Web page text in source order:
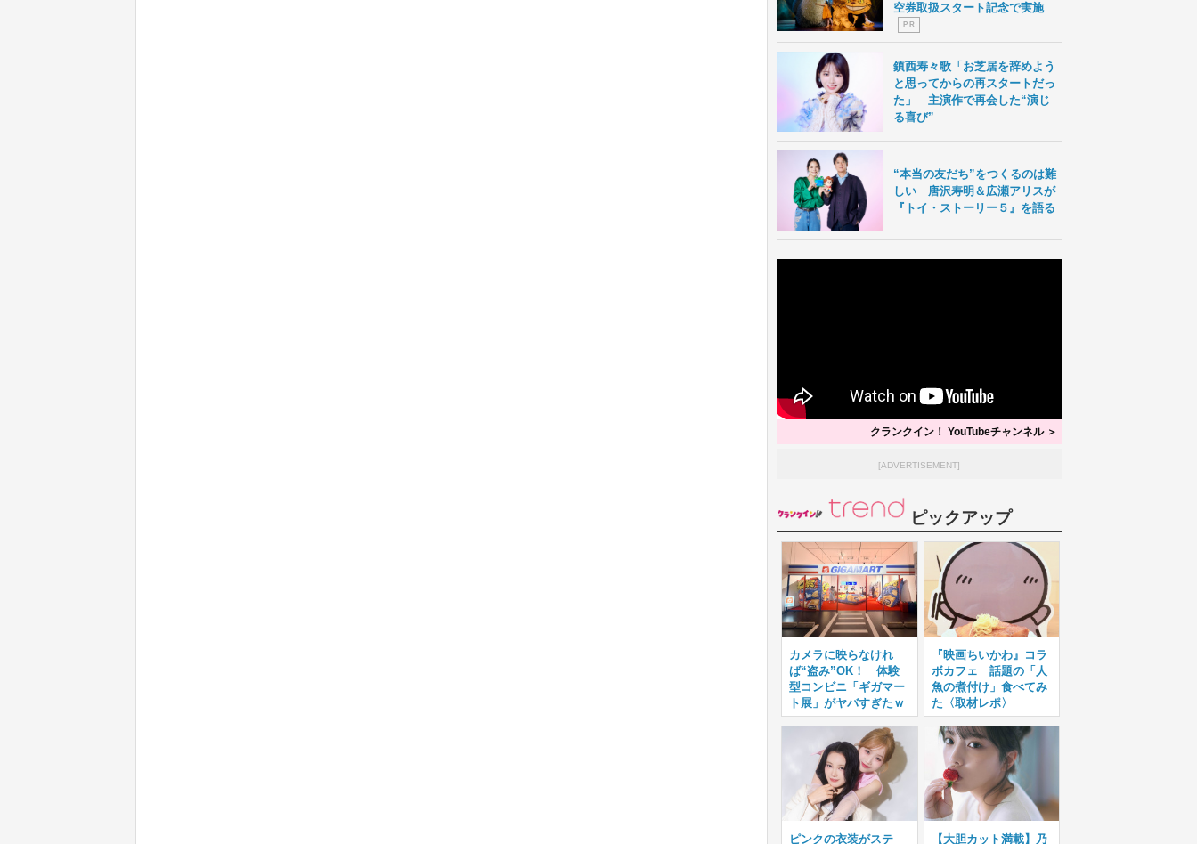
空券取扱スタート記念で実施
P R
鎮西寿々歌「お芝居を辞めよう
と思ってからの再スタートだっ
た」 主演作で再会した“演じ
る喜び”
“本当の友だち”をつくるのは難
しい 唐沢寿明＆広瀬アリスが
『トイ・ストーリー５』を語る
クランクイン！ YouTubeチャンネル ＞
[ADVERTISEMENT]
ピックアップ
カメラに映らなけれ
ば“盗み”OK！ 体験
型コンビニ「ギガマー
ト展」がヤバすぎたｗ
『映画ちいかわ』コラ
ボカフェ 話題の「人
魚の煮付け」食べてみ
た〈取材レポ〉
ピンクの衣装がステ 【大胆カット満載】乃